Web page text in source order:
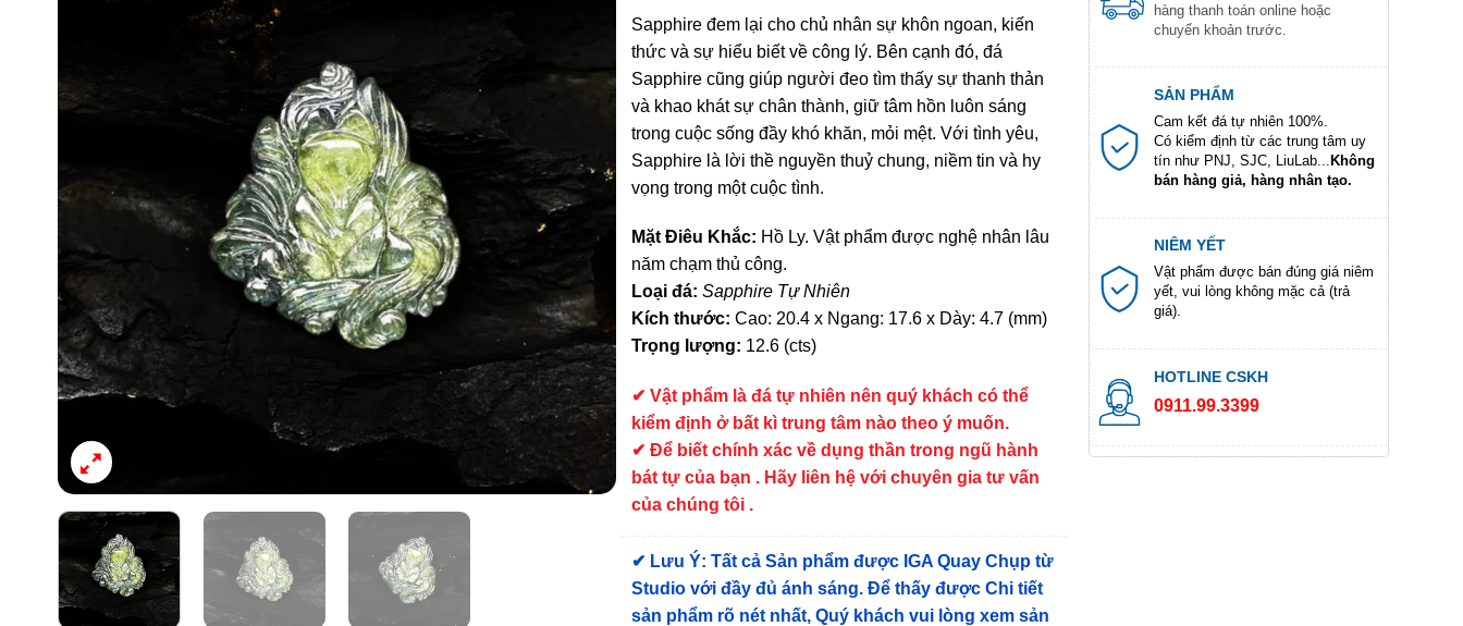
Sapphire đem lại cho chủ nhân sự khôn ngoan, kiến
thức và sự hiểu biết về công lý. Bên cạnh đó, đá
Sapphire cũng giúp người đeo tìm thấy sự thanh thản
và khao khát sự chân thành, giữ tâm hồn luôn sáng
trong cuộc sống đầy khó khăn, mỏi mệt. Với tình yêu,
Sapphire là lời thề nguyền thuỷ chung, niềm tin và hy
vọng trong một cuộc tình.
Mặt Điêu Khắc: Hồ Ly. Vật phẩm được nghệ nhân lâu
năm chạm thủ công.
Loại đá:Sapphire Tự Nhiên
Kích thước: Cao: 20.4 x Ngang: 17.6 x Dày: 4.7 (mm)
Trọng lượng: 12.6 (cts)
✔Vật phẩm là đá tự nhiên nên quý khách có thể
kiểm định ở bất kì trung tâm nào theo ý muốn.
✔ Để biết chính xác về dụng thần trong ngũ hành
bát tự của bạn . Hãy liên hệ với chuyên gia tư vấn
của chúng tôi .
✔ Lưu Ý: Tất cả Sản phẩm được IGA Quay Chụp từ
Studio với đầy đủ ánh sáng. Để thấy được Chi tiết
sản phẩm rõ nét nhất, Quý khách vui lòng xem sản
hàng thanh toán online hoặc
chuyển khoản trước.
SẢN PHẨM
Cam kết đá tự nhiên 100%.
Có kiểm định từ các trung tâm uy
tín như PNJ, SJC, LiuLab...
Không
bán hàng giả, hàng nhân tạo.
NIÊM YẾT
Vật phẩm được bán đúng giá niêm
yết, vui lòng không mặc cả (trả
giá).
HOTLINE CSKH
0911.99.3399